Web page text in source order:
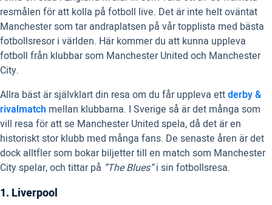
resmålen för att kolla på fotboll live. Det är inte helt oväntat
Manchester som tar andraplatsen på vår topplista med bästa
fotbollsresor i världen. Här kommer du att kunna uppleva
fotboll från klubbar som Manchester United och Manchester
City.
Allra bäst är självklart din resa om du får uppleva ettderby &
rivalmatch mellan klubbarna. I Sverige så är det många som
vill resa för att se Manchester United spela, då det är en
historiskt stor klubb med många fans. De senaste åren är det
dock alltfler som bokar biljetter till en match som Manchester
City spelar, och tittar på ”The Blues”i sin fotbollsresa.
1. Liverpool